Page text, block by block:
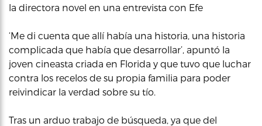
la directora novel en una entrevista con Efe
‘Me di cuenta que allí había una historia, una historia
complicada que había que desarrollar’, apuntó la
joven cineasta criada en Florida y que tuvo que luchar
contra los recelos de su propia familia para poder
reivindicar la verdad sobre su tío.
Tras un arduo trabajo de búsqueda, ya que del